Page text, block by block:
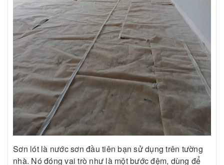
Sơn lót là nước sơn đầu tiên bạn sử dụng trên tường
nhà. Nó đóng vai trò như là một bước đệm, dùng để